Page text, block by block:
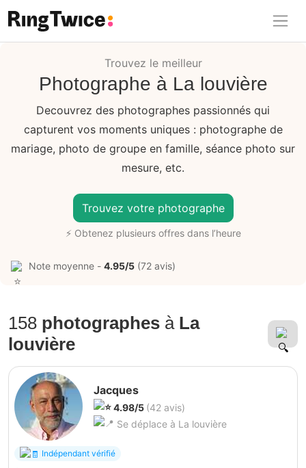
Ring Twice
Trouvez le meilleur
Photographe à La louvière
Decouvrez des photographes passionnés qui
capturent vos moments uniques : photographe de
mariage, photo de groupe en famille, séance photo sur
mesure, etc.
Trouvez votre photographe
⚡ Obtenez plusieurs offres dans l’heure
Note moyenne - 4.95/5 (72 avis)
158 photographes à La
louvière
Jacques
4.98/5 (42 avis)
Se déplace à La louvière
Indépendant vérifié